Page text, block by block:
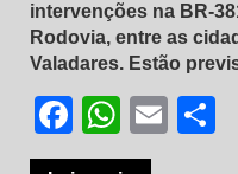
intervenções na BR-
Rodovia, entre as
Valadares. Estão
Facebook